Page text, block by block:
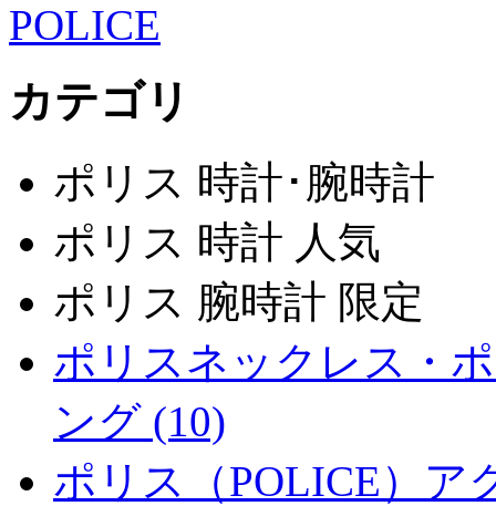
POLICE
カテゴリ
ポリス 時計･腕時計
ポリス 時計 人気
ポリス 腕時計 限定
ポリスネックレス・
ング (10)
ポリス（POLICE）ア